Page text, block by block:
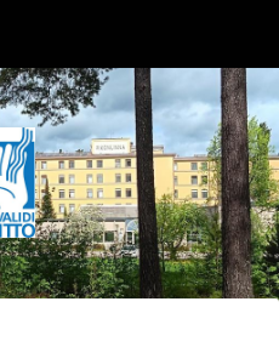
Kangasalan Invalidit ry